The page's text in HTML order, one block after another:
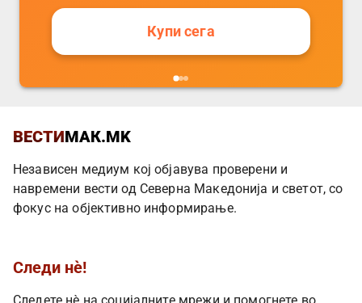
Купи сега
ВЕСТИМАК.MK
Независен медиум кој објавува проверени и
навремени вести од Северна Македонија и светот, со
фокус на објективно информирање.
Следи нè!